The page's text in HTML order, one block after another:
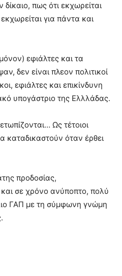
πως ότι εκχωρείται
για πάντα και
εφιάλτες και τα
δεν είναι πλεον πολιτικοί
εφιάλτες και επικίνδυνη
υπογάστριο της Ελλλάδας.
Ως τέτοιοι
καταδικαστούν όταν έρθει
προδοσίας,
σε χρόνο ανύποπτο, πολύ
ΓΑΠ με τη σύμφωνη γνώμη